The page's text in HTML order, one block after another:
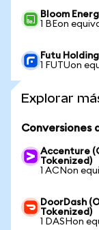
Bloom
1 BEon
Futu
1 FUTUon
Explorar
Conversiones
Accenture
Tokenized)
1 ACNon
DoorDash
Tokenized)
1 DASHon